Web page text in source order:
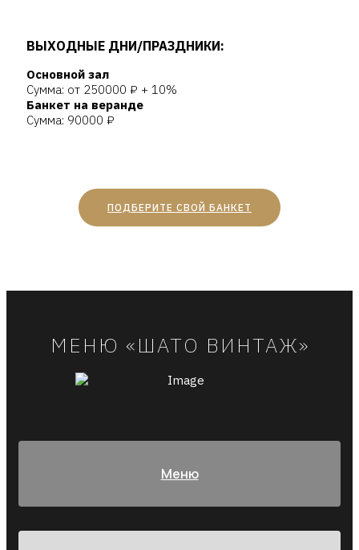
ВЫХОДНЫЕ ДНИ/ПРАЗДНИКИ:
Основной зал
Сумма: от 250000 ₽ + 10%
Банкет на веранде
Сумма: 90000 ₽
ПОДБЕРИТЕ СВОЙ БАНКЕТ
МЕНЮ «ШАТО ВИНТАЖ»
Меню